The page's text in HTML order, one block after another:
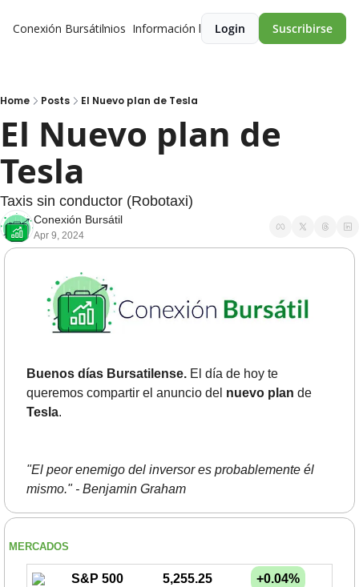
Conexión BursátilPremios Información legalLogin Suscribirse
Home Posts El Nuevo plan de Tesla
El Nuevo plan de
Tesla
Taxis sin conductor (Robotaxi)
Conexión Bursátil
Apr 9, 2024
Buenos días Bursatilense. El día de hoy te
queremos compartir el anuncio del nuevo plan
Tesla.
"El peor enemigo del inversor es probablemente él
mismo." - Benjamin Graham
MERCADOS
S&P 500 5,255.25 +0.04%